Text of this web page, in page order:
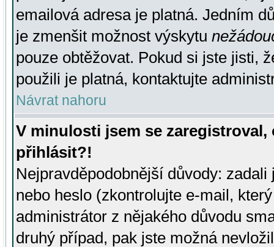
emailová adresa je platná. Jedním
je zmenšit možnost výskytu
pouze obtěžovat. Pokud si jste jisti,
použili je platná, kontaktujte
Návrat nahoru
V minulosti jsem se
přihlásit?!
Nejpravděpodobnější důvody:
nebo heslo (zkontrolujte e-mail,
administrátor z nějakého důvodu
druhý případ, pak jste možná